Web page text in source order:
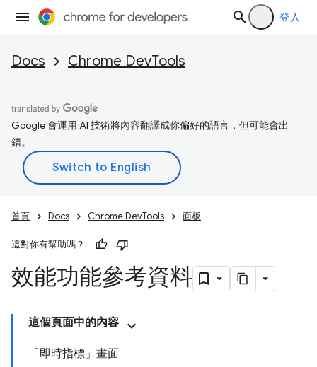
登入
Docs Chrome DevTools
Google 會運用 AI 技術將內容翻譯成你偏好的語言，但可能會出
錯。
首頁 Docs Chrome DevTools 面板
這對你有幫助嗎？
效能功能參考資料
這個頁面中的內容
「即時指標」畫面